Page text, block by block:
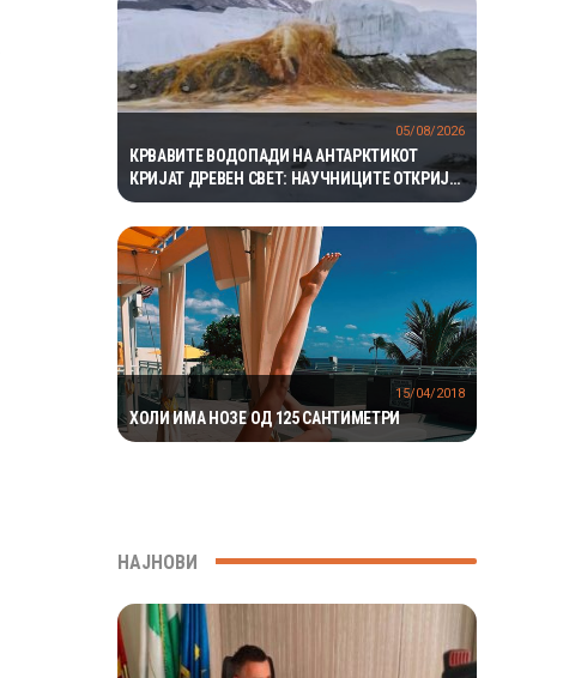
КРВАВИТЕ ВОДОПАДИ НА АНТАРКТИКОТ
КРИЈАТ ДРЕВЕН СВЕТ: НАУЧНИЦИТЕ ОТКРИЈА
ЕКОСИСТЕМ ИЗОЛИРАН ПОВЕЌЕ ОД 1,5
МИЛИОНИ ГОДИНИ
05/08/2026
ХОЛИ ИМА НОЗЕ ОД 125 САНТИМЕТРИ
15/04/2018
НАЈНОВИ